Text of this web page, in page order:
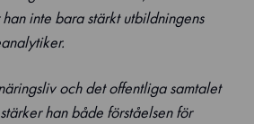
inte bara stärkt utbildningens
och det offentliga samtalet
han både förståelsen för